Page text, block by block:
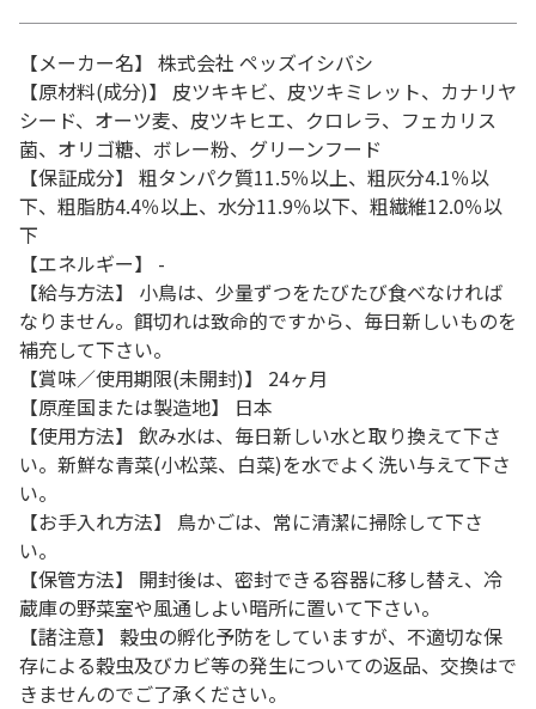
【メーカー名】 株式会社 ペッズイシバシ
【原材料(成分)】 皮ツキキビ、皮ツキミレット、カナリヤ
シード、オーツ麦、皮ツキヒエ、クロレラ、フェカリス
菌、オリゴ糖、ボレー粉、グリーンフード
【保証成分】 粗タンパク質11.5％以上、粗灰分4.1％以
下、粗脂肪4.4％以上、水分11.9％以下、粗繊維12.0％以
下
【エネルギー】 -
【給与方法】 小鳥は、少量ずつをたびたび食べなければ
なりません。餌切れは致命的ですから、毎日新しいものを
補充して下さい。
【賞味／使用期限(未開封)】 24ヶ月
【原産国または製造地】 日本
【使用方法】 飲み水は、毎日新しい水と取り換えて下さ
い。新鮮な青菜(小松菜、白菜)を水でよく洗い与えて下さ
い。
【お手入れ方法】 鳥かごは、常に清潔に掃除して下さ
い。
【保管方法】 開封後は、密封できる容器に移し替え、冷
蔵庫の野菜室や風通しよい暗所に置いて下さい。
【諸注意】 穀虫の孵化予防をしていますが、不適切な保
存による穀虫及びカビ等の発生についての返品、交換はで
きませんのでご了承ください。